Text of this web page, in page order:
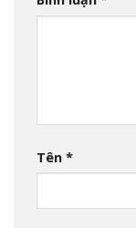
Tên *